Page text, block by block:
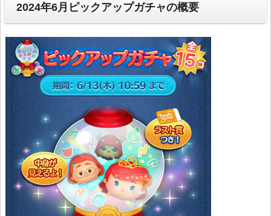
2024年6月ピックアップガチャの概要